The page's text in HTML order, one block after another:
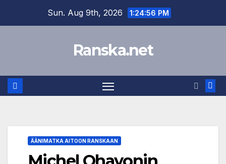
Sun. Aug 9th, 2026 1:24:56 PM
Ranska.net
ÄÄNIMATKA AITOON RANSKAAN